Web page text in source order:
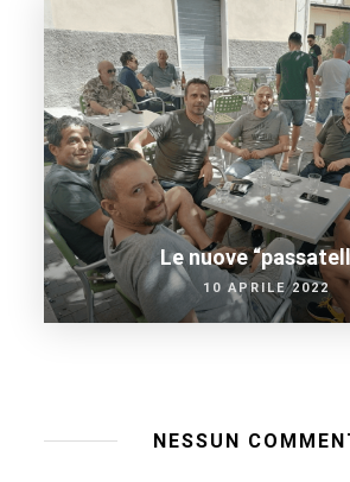
Le nuove
10 APRILE 2022
NESSUN